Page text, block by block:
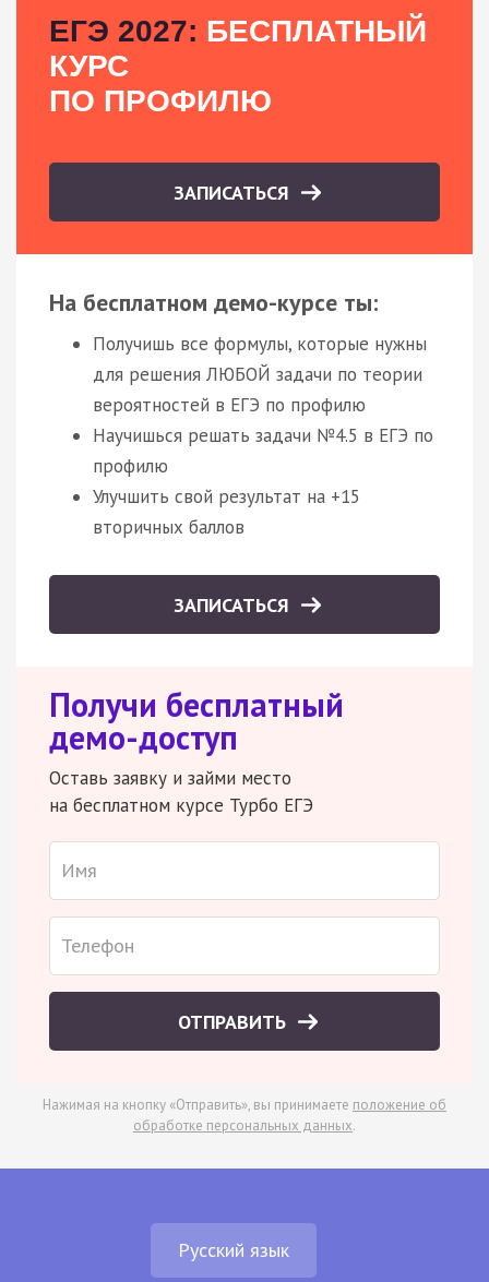
ЕГЭ 2027: БЕСПЛАТНЫЙ
КУРС
ПО ПРОФИЛЮ
ЗАПИСАТЬСЯ
На бесплатном демо-курсе ты:
Получишь все формулы, которые нужны
для решения ЛЮБОЙ задачи по теории
вероятностей в ЕГЭ по профилю
Научишься решать задачи №4.5 в ЕГЭ по
профилю
Улучшить свой результат на +15
вторичных баллов
ЗАПИСАТЬСЯ
Получи бесплатный
демо-доступ
Оставь заявку и займи место
на бесплатном курсе Турбо ЕГЭ
ОТПРАВИТЬ
Нажимая на кнопку «Отправить», вы принимаете положение об
обработке персональных данных.
Русский язык